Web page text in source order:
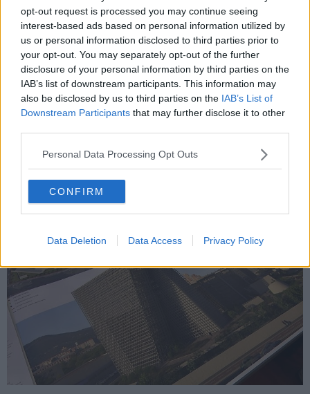
opt-out request is processed you may continue seeing
interest-based ads based on personal information utilized by
us or personal information disclosed to third parties prior to
your opt-out. You may separately opt-out of the further
disclosure of your personal information by third parties on the
IAB’s list of downstream participants. This information may
also be disclosed by us to third parties on the IAB’s List of
Downstream Participants that may further disclose it to other
Personal Data Processing Opt Outs
CONFIRM
Data Deletion Data Access Privacy Policy
interrati, per un’altezza complessiva di circa55 metrifuori terra. La
superficie esterna sarà rivestita da pannelli che permetteranno di
oscuramento degli spazi
e degli uffici, e che in futuro
connoterà anche le due torri esistenti.
Vi troveranno posto la nuova sede dellapresidenza, collocata nel
punto più alto e decorata con i simboli e i loghi della Regione
Toscana, la sala dellagiunta , la salastampae unospazio
espositivo, sei aree per gliassessoraticon spazi per le riunioni e
postazioni di lavoro.
Al piano terra in una struttura autonoma ma integrata nella Terza
Torre verrà realizzata la nuova
(H24) della Regione Toscana, con accesso e uscita riservati.